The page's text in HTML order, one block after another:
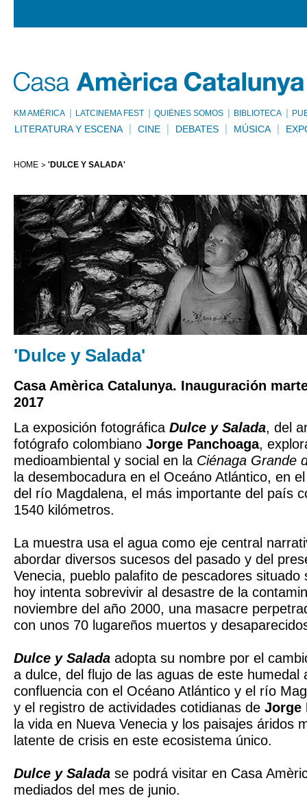
KM AMÈRICA LATCINEMA FEST QUIÉNES SOMOS BIBLIOTECA
LITERATURA Y ESCENA CINE DEBATES MÚSICA
HOME 'DULCE Y SALADA'
'Dulce y Salada'
Casa Amèrica Catalunya. Inauguración
2017
La exposición fotográfica Dulce y Salada, del
fotógrafo colombiano Jorge Panchoaga,
medioambiental y social en la Ciénaga Grande
la desembocadura en el Oceáno Atlántico, en
del río Magdalena, el más importante del país
1540 kilómetros.
La muestra usa el agua como eje central
abordar diversos sucesos del pasado y del
Venecia, pueblo palafito de pescadores situado
hoy intenta sobrevivir al desastre de la
noviembre del año 2000, una masacre
con unos 70 lugareños muertos y
Dulce y Salada adopta su nombre por el
a dulce, del flujo de las aguas de este humedal
confluencia con el Océano Atlántico y el río
y el registro de actividades cotidianas de Jorge
la vida en Nueva Venecia y los paisajes áridos
latente de crisis en este ecosistema único.
Dulce y Salada se podrá visitar en Casa
mediados del mes de junio.